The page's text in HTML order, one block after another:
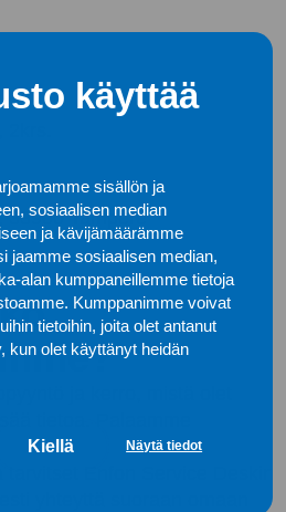
käyttää
sisällön ja
sosiaalisen median
ja kävijämäärämme
jaamme sosiaalisen median,
alan kumppaneillemme tietoja
Kumppanimme voivat
tietoihin, joita olet antanut
kun olet käyttänyt heidän
Kiellä Näytä tiedot
33900 Tampere
ja kerro, mistä olet
tietoa. Palaamme
Enfon Service Deskin
yhteyttä suoraan omaan